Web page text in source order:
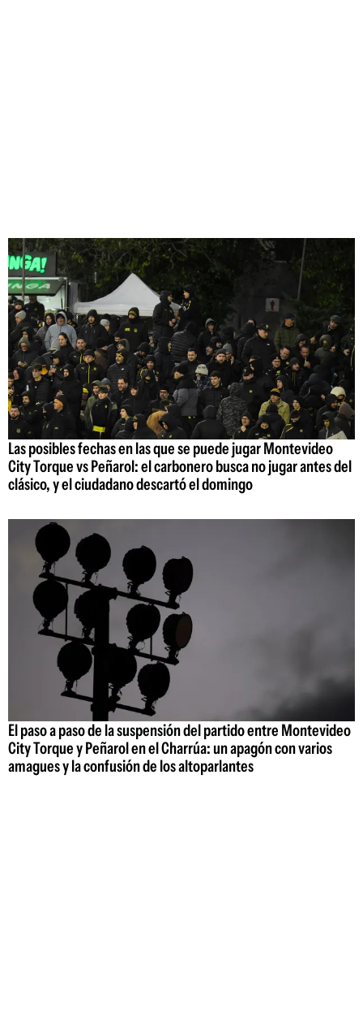
Las posibles fechas en las que se puede jugar Montevideo
City Torque vs Peñarol: el carbonero busca no jugar antes del
clásico, y el ciudadano descartó el domingo
El paso a paso de la suspensión del partido entre Montevideo
City Torque y Peñarol en el Charrúa: un apagón con varios
amagues y la confusión de los altoparlantes